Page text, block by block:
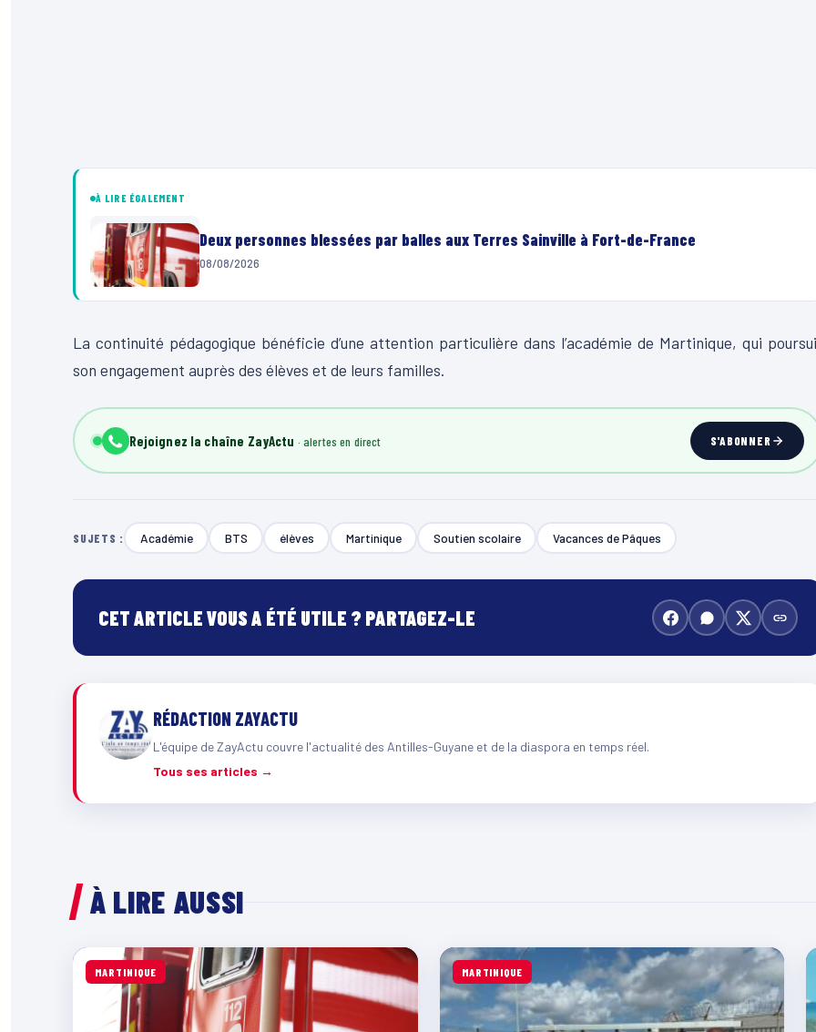
À LIRE ÉGALEMENT
Deux personnes blessées par balles aux Terres Sainville à Fort-de-France
08/08/2026
La continuité pédagogique bénéficie d’une attention particulière dans l’académie de Martinique, qui
son engagement auprès des élèves et de leurs familles.
Rejoignez la chaîne ZayActu S'ABONNER
SUJETS : Académie BTS élèves Martinique Soutien scolaire Vacances de Pâques
CET ARTICLE VOUS A ÉTÉ UTILE ? PARTAGEZ-LE
RÉDACTION ZAYACTU
L'équipe de ZayActu couvre l'actualité des Antilles-Guyane et de la diaspora en temps réel.
Tous ses articles →
À LIRE AUSSI
MARTINIQUE MARTINIQUE